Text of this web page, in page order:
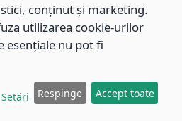
Rezidențial pentru Persoane
de cost pentru serviciile
conținut și marketing.
utilizarea cookie-urilor
esențiale nu pot fi
Setări Respinge Accept toate